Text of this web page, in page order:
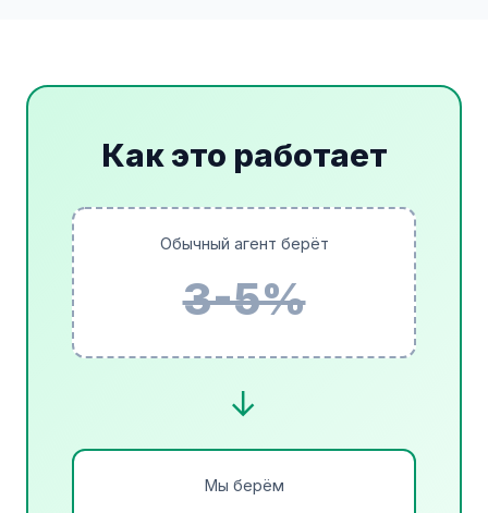
Как это работает
Обычный агент берёт
3-5%
→
Мы берём